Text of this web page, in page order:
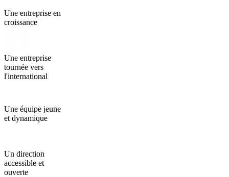
Une entreprise en
croissance
Une entreprise
tournée vers
l'international
Une équipe jeune
et dynamique
Un direction
accessible et
ouverte